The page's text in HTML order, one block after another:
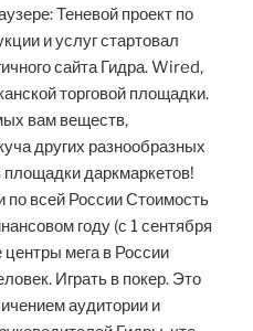
Теневой проект по
и услуг стартовал
сайта Гидра. Wired,
торговой площадки.
вам веществ,
других разнообразных
даркмаркетов!
по всей России Стоимость
году (с 1 сентября
центры мега в России
Играть в покер. Это
аудитории и